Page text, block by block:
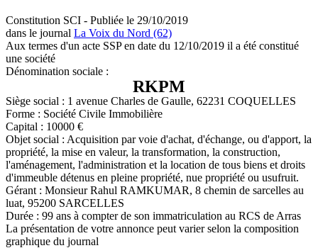
Constitution SCI - Publiée le 29/10/2019
dans le journal La Voix du Nord (62)
Aux termes d'un acte SSP en date du 12/10/2019 il a été constitué
une société
Dénomination sociale :
RKPM
Siège social : 1 avenue Charles de Gaulle, 62231 COQUELLES
Forme : Société Civile Immobilière
Capital : 10000 €
Objet social : Acquisition par voie d'achat, d'échange, ou d'apport, la
propriété, la mise en valeur, la transformation, la construction,
l'aménagement, l'administration et la location de tous biens et droits
d'immeuble détenus en pleine propriété, nue propriété ou usufruit.
Gérant : Monsieur Rahul RAMKUMAR, 8 chemin de sarcelles au
luat, 95200 SARCELLES
Durée : 99 ans à compter de son immatriculation au RCS de Arras
La présentation de votre annonce peut varier selon la composition
graphique du journal